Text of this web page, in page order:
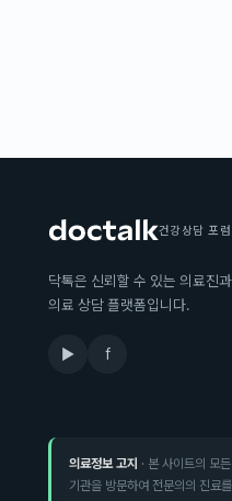
건강상담 포럼
닥톡은 신뢰할 수 있는 의료진
의료 상담 플랫폼입니다.
▶ f
의료정보 고지 · 본 사이트의 모
기관을 방문하여 전문의의 진료